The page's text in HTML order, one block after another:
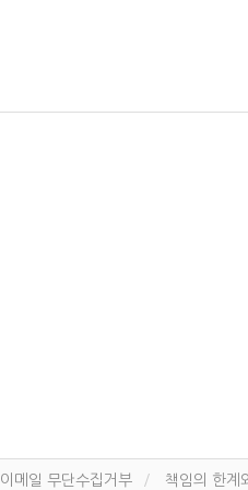
이메일 무단수집거부 책임의 한계